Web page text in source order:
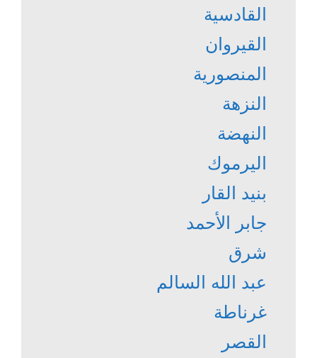
القادسية
القيروان
المنصورية
النزهة
النهضة
اليرموك
بنيد القار
جابر الأحمد
شرق
عبد الله السالم
غرناطة
القصر